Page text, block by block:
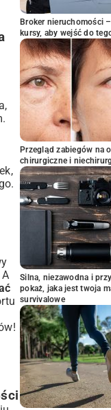
Broker nieruchomości
kursy, aby wejść do
Przegląd zabiegów na
chirurgiczne i
Silna, niezawodna i
pokaż, jaka jest twoja
survivalowe